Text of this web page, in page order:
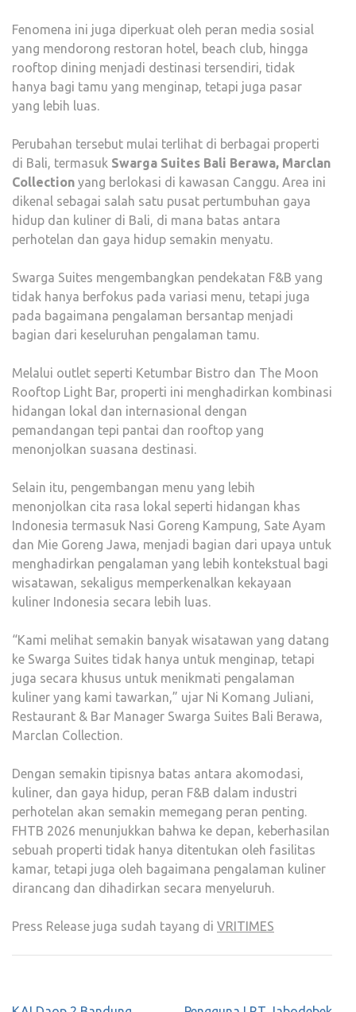
Fenomena ini juga diperkuat oleh peran media sosial
yang mendorong restoran hotel, beach club, hingga
rooftop dining menjadi destinasi tersendiri, tidak
hanya bagi tamu yang menginap, tetapi juga pasar
yang lebih luas.
Perubahan tersebut mulai terlihat di berbagai properti
di Bali, termasuk Swarga Suites Bali Berawa, Marclan
Collection yang berlokasi di kawasan Canggu. Area ini
dikenal sebagai salah satu pusat pertumbuhan gaya
hidup dan kuliner di Bali, di mana batas antara
perhotelan dan gaya hidup semakin menyatu.
Swarga Suites mengembangkan pendekatan F&B yang
tidak hanya berfokus pada variasi menu, tetapi juga
pada bagaimana pengalaman bersantap menjadi
bagian dari keseluruhan pengalaman tamu.
Melalui outlet seperti Ketumbar Bistro dan The Moon
Rooftop Light Bar, properti ini menghadirkan kombinasi
hidangan lokal dan internasional dengan
pemandangan tepi pantai dan rooftop yang
menonjolkan suasana destinasi.
Selain itu, pengembangan menu yang lebih
menonjolkan cita rasa lokal seperti hidangan khas
Indonesia termasuk Nasi Goreng Kampung, Sate Ayam
dan Mie Goreng Jawa, menjadi bagian dari upaya untuk
menghadirkan pengalaman yang lebih kontekstual bagi
wisatawan, sekaligus memperkenalkan kekayaan
kuliner Indonesia secara lebih luas.
“Kami melihat semakin banyak wisatawan yang datang
ke Swarga Suites tidak hanya untuk menginap, tetapi
juga secara khusus untuk menikmati pengalaman
kuliner yang kami tawarkan,” ujar Ni Komang Juliani,
Restaurant & Bar Manager Swarga Suites Bali Berawa,
Marclan Collection.
Dengan semakin tipisnya batas antara akomodasi,
kuliner, dan gaya hidup, peran F&B dalam industri
perhotelan akan semakin memegang peran penting.
FHTB 2026 menunjukkan bahwa ke depan, keberhasilan
sebuah properti tidak hanya ditentukan oleh fasilitas
kamar, tetapi juga oleh bagaimana pengalaman kuliner
dirancang dan dihadirkan secara menyeluruh.
Press Release juga sudah tayang di VRITIMES